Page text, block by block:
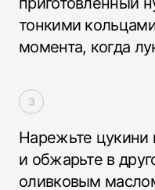
тонкими
момента, когда
Нарежьте
и обжарьте в
оливковым